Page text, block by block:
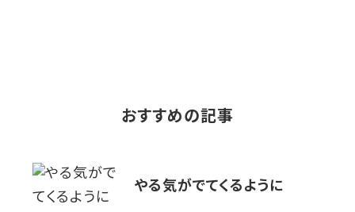
おすすめの記事
やる気がでてくるように